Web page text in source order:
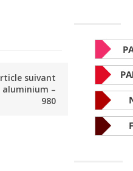
suivant
aluminium –
980